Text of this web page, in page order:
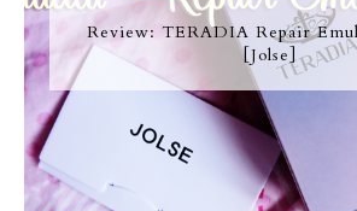
Review: TERADIA Repair
[Jolse]